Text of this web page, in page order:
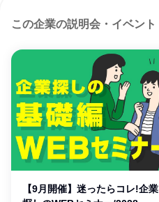
この企業の説明会・イベント
【9月開催】迷ったらコレ!企業